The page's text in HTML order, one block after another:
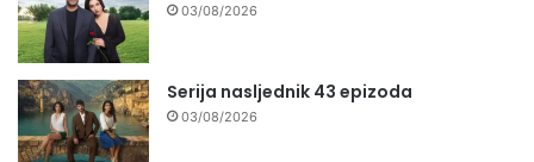
03/08/2026
Serija nasljednik 43 epizoda
03/08/2026